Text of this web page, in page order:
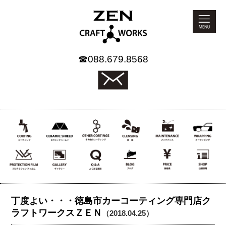
☎088.679.8568
丁度よい・・・徳島市カーコーティング専門店ク
ラフトワークスＺＥＮ
（2018.04.25）